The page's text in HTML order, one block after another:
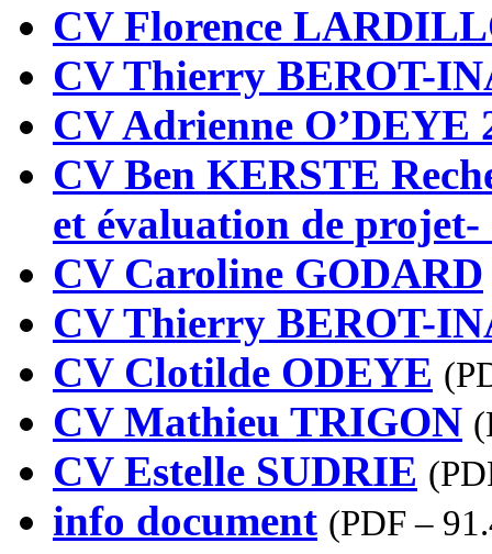
CV Florence
CV Thierry BEROT-
CV Adrienne O’DEYE
CV Ben KERSTE
et évaluation de projet-
CV Caroline GODARD
CV Thierry BEROT-
CV Clotilde ODEYE (
CV Mathieu TRIGON (
CV Estelle SUDRIE (
info document (PDF –